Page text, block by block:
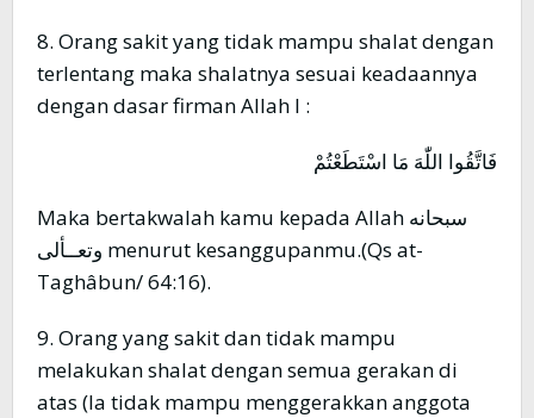
8. Orang sakit yang tidak mampu shalat dengan
terlentang maka shalatnya sesuai keadaannya
dengan dasar firman Allah l :
فَاتَّقُوا اللّٰهَ مَا اسْتَطَعْتُمْ
Maka bertakwalah kamu kepada Allah سبحانه
وتعــألى menurut kesanggupanmu.(Qs at-
Taghâbun/ 64:16).
9. Orang yang sakit dan tidak mampu
melakukan shalat dengan semua gerakan di
atas (Ia tidak mampu menggerakkan anggota